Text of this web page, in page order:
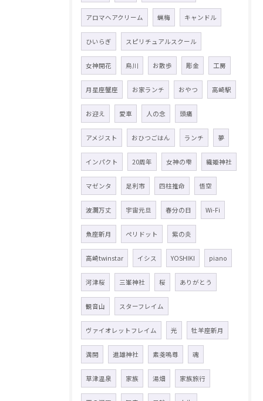
アロマヘアクリーム 蝋梅 キャンドル
ひいらぎ スピリチュアルスクール
女神開花 烏川 お散歩 彫金 工房
月星座蟹座 お家ランチ おやつ 高崎駅
お迎え 愛車 人の念 頭痛
アメジスト おひつごはん ランチ 夢
インパクト 20周年 女神の雫 織姫神社
マゼンタ 足利市 四柱推命 悟空
波瀾万丈 宇宙元旦 春分の日 Wi-Fi
魚座新月 ペリドット 紫の炎
高崎twinstar イシス YOSHIKI piano
河津桜 三峯神社 桜 ありがとう
観音山 スターフレイム
ヴァイオレットフレイム 光 牡羊座新月
満開 進雄神社 素戔嗚尊 魂
草津温泉 家族 湯畑 家族旅行